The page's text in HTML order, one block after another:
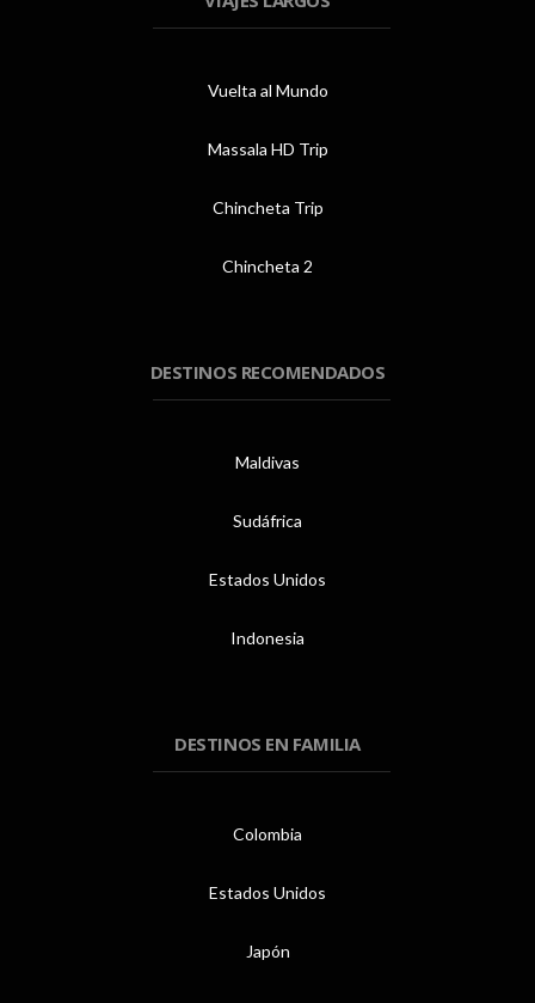
Vuelta al Mundo
Massala HD Trip
Chincheta Trip
Chincheta 2
DESTINOS RECOMENDADOS
Maldivas
Sudáfrica
Estados Unidos
Indonesia
DESTINOS EN FAMILIA
Colombia
Estados Unidos
Japón